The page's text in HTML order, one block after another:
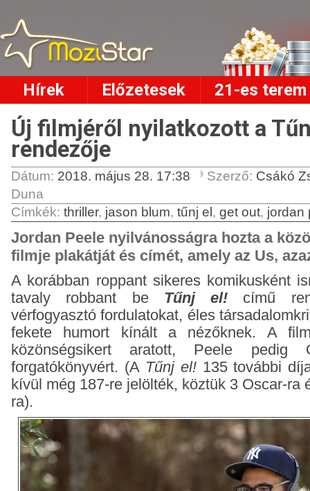
Hírek Előzetesek 21-es terem
Új filmjéről nyilatkozott a
rendezője
Dátum: 2018. május 28. 17:38 Szerző: Csákó
Duna
Címkék: thriller, jason blum, tűnj el , get out, jordan
Jordan Peele nyilvánosságra hozta a
filmje plakátját és címét, amely az Us,
A korábban roppant sikeres komikusként
tavaly robbant be Tűnj el! című
vérfogyasztó fordulatokat, éles
fekete humort kínált a nézőknek. A
közönségsikert aratott, Peele pedig
forgatókönyvért. (A Tűnj el!135 további
kívül még 187-re jelölték, köztük 3 Oscar-ra
ra).